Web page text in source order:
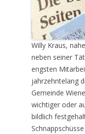
Willy Kraus,
neben seiner
engsten
jahrzehntelang
Gemeinde
wichtiger oder
bildlich